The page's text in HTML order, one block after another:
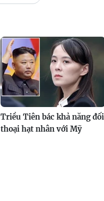
Triều Tiên bác khả năng đối
thoại hạt nhân với Mỹ